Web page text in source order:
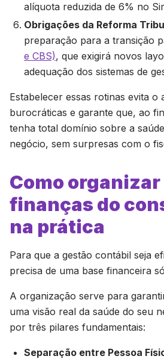
alíquota reduzida de 6% no
Obrigações da Reforma
preparação para a transição
e CBS), que exigirá novos
adequação dos sistemas de
Estabelecer essas rotinas evita o
burocráticas e garante que, ao
tenha total domínio sobre a
negócio, sem surpresas com o
Como organizar
finanças do
na prática
Para que a gestão contábil seja
precisa de uma base financeira
A organização serve para
uma visão real da saúde do seu
por três pilares fundamentais:
Separação entre Pessoa